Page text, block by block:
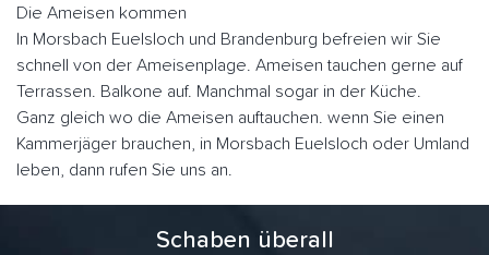
Die Ameisen kommen
In Morsbach Euelsloch und Brandenburg befreien wir Sie
schnell von der Ameisenplage. Ameisen tauchen gerne auf
Terrassen. Balkone auf. Manchmal sogar in der Küche.
Ganz gleich wo die Ameisen auftauchen. wenn Sie einen
Kammerjäger brauchen, in Morsbach Euelsloch oder Umland
leben, dann rufen Sie uns an.
Schaben überall